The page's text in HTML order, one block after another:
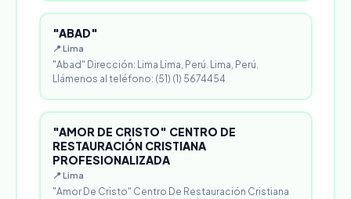
"ABAD"
📍 Lima
"Abad" Dirección: Lima Lima, Perú. Lima, Perú.
Llámenos al teléfono: (51) (1) 5674454
"AMOR DE CRISTO" CENTRO DE
RESTAURACIÓN CRISTIANA
PROFESIONALIZADA
📍 Lima
"Amor De Cristo" Centro De Restauración Cristiana